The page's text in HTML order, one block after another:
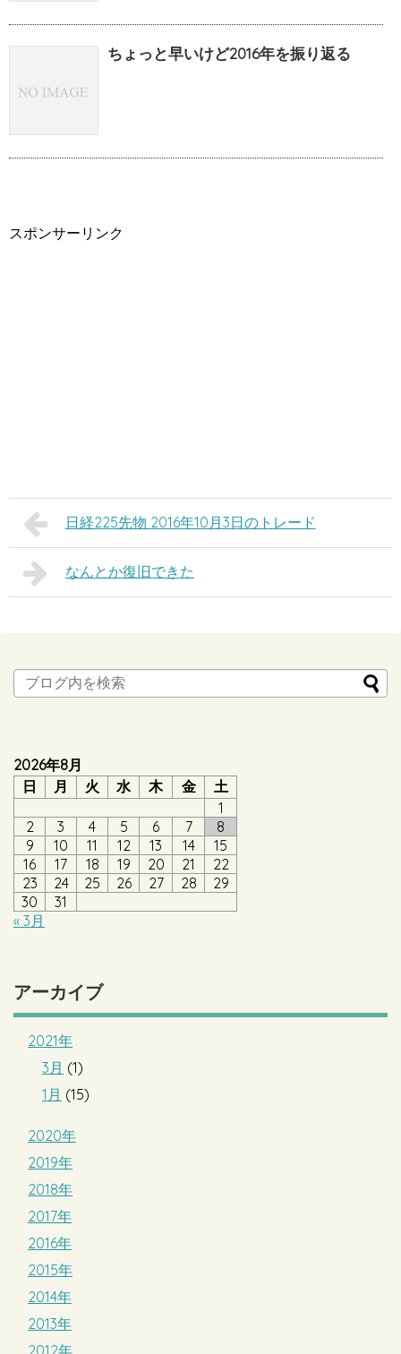
ちょっと早いけど2016年を振り返る
スポンサーリンク
日経225先物 2016年10月3日のトレード
なんとか復旧できた
2026年8月
日
月 火 水 木 金
土
1
2
3 4 5 6 7
8
9
10 11 12 13 14
15
16
17 18 19 20 21
22
23
24 25 26 27 28
29
30
31
« 3月
アーカイブ
2021年
3月 (1)
1月 (15)
2020年
2019年
2018年
2017年
2016年
2015年
2014年
2013年